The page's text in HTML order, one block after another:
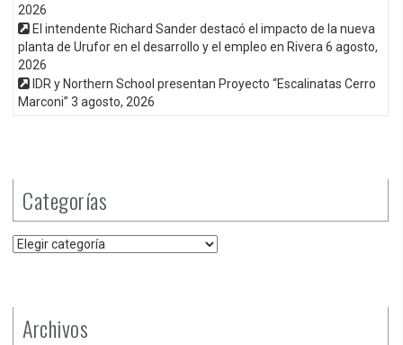
2026
El intendente Richard Sander destacó el impacto de la nueva
planta de Urufor en el desarrollo y el empleo en Rivera 6 agosto,
2026
IDR y Northern School presentan Proyecto “Escalinatas Cerro
Marconi” 3 agosto, 2026
Categorías
Categorías
Archivos